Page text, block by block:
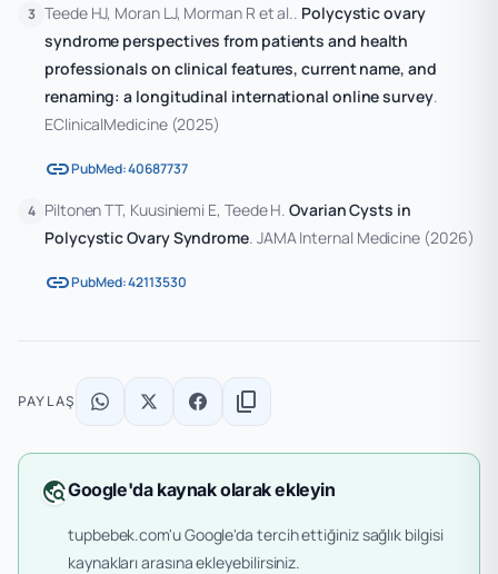
3 Teede HJ, Moran LJ, Morman R et al.. Polycystic ovary
syndrome perspectives from patients and health
professionals on clinical features, current name, and
renaming: a longitudinal international online survey.
EClinicalMedicine(2025)
linkPubMed: 40687737
4 Piltonen TT, Kuusiniemi E, Teede H.Ovarian Cysts in
Polycystic Ovary Syndrome . JAMA Internal Medicine (2026)
linkPubMed: 42113530
PAYLAŞ content_copy
travel_exploreGoogle'da kaynak olarak ekleyin
tupbebek.com'u Google'da tercih ettiğiniz sağlık bilgisi
kaynakları arasına ekleyebilirsiniz.